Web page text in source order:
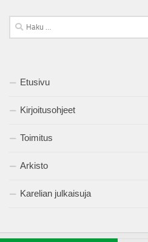
Haku:
Etusivu
Kirjoitusohjeet
Toimitus
Arkisto
Karelian julkaisuja